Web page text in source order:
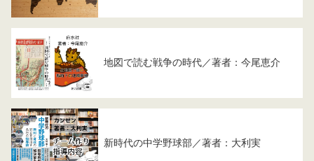
地図で読む戦争の時代／著者：今尾恵介
新時代の中学野球部／著者：大利実